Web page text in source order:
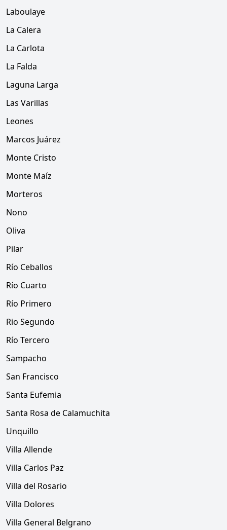
Laboulaye
La Calera
La Carlota
La Falda
Laguna Larga
Las Varillas
Leones
Marcos Juárez
Monte Cristo
Monte Maíz
Morteros
Nono
Oliva
Pilar
Río Ceballos
Río Cuarto
Río Primero
Rio Segundo
Río Tercero
Sampacho
San Francisco
Santa Eufemia
Santa Rosa de Calamuchita
Unquillo
Villa Allende
Villa Carlos Paz
Villa del Rosario
Villa Dolores
Villa General Belgrano